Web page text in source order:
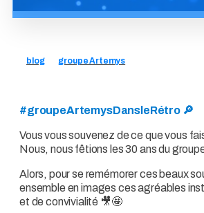
blog groupe Artemys
#groupeArtemysDansleRétro 🔎
Vous vous souvenez de ce que vous
Nous, nous fêtions les 30 ans du
Alors, pour se remémorer ces beaux
ensemble en images ces agréables
et de convivialité 🎥🤩